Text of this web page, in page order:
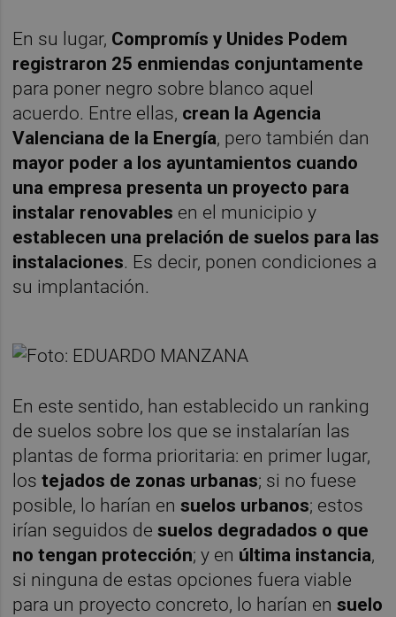
En su lugar, Compromís y Unides Podem
registraron 25 enmiendas conjuntamente
para poner negro sobre blanco aquel
acuerdo. Entre ellas, crean la Agencia
Valenciana de la Energía, pero también dan
mayor poder a los ayuntamientos cuando
una empresa presenta un proyecto para
instalar renovables en el municipio y
establecen una prelación de suelos para las
instalaciones. Es decir, ponen condiciones a
su implantación.
En este sentido, han establecido un ranking
de suelos sobre los que se instalarían las
plantas de forma prioritaria: en primer lugar,
lostejados de zonas urbanas; si no fuese
posible, lo harían ensuelos urbanos; estos
irían seguidos desuelos degradados o que
no tengan protección; y en última instancia,
si ninguna de estas opciones fuera viable
para un proyecto concreto, lo harían ensuelo